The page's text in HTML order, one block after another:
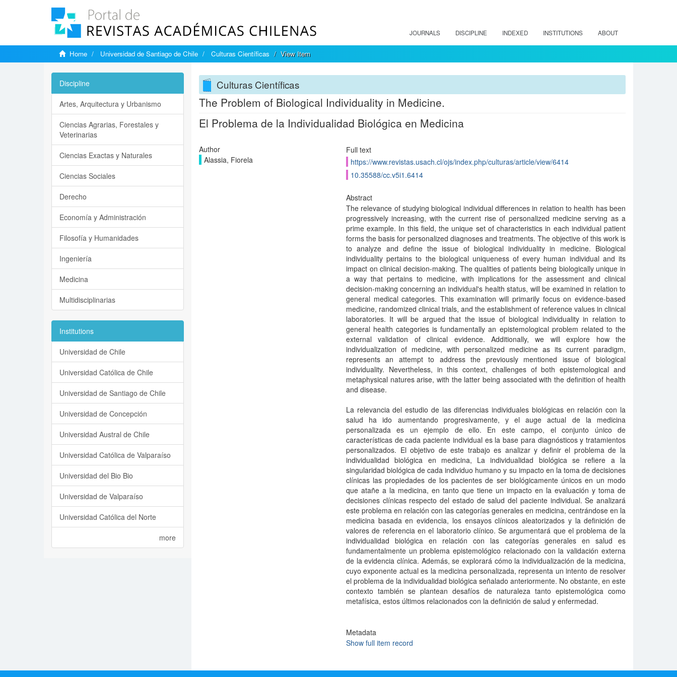
JOURNALS DISCIPLINE INDEXED INSTITUTIONS ABOUT
Home Universidad de Santiago de Chile Culturas Científicas View Item
Culturas Científicas
The Problem of Biological Individuality in Medicine.
El Problema de la Individualidad Biológica en Medicina
Author
Alassia, Fiorela
Full text
https://www.revistas.usach.cl/ojs/index.php/culturas/article/view/6414
10.35588/cc.v5i1.6414
Abstract
The relevance of studying biological individual differences in relation to health has been
progressively increasing, with the current rise of personalized medicine serving as a
prime example. In this field, the unique set of characteristics in each individual patient
forms the basis for personalized diagnoses and treatments. The objective of this work is
to analyze and define the issue of biological individuality in medicine. Biological
individuality pertains to the biological uniqueness of every human individual and its
impact on clinical decision-making. The qualities of patients being biologically unique in
a way that pertains to medicine, with implications for the assessment and clinical
decision-making concerning an individual's health status, will be examined in relation to
general medical categories. This examination will primarily focus on evidence-based
medicine, randomized clinical trials, and the establishment of reference values in clinical
laboratories. It will be argued that the issue of biological individuality in relation to
general health categories is fundamentally an epistemological problem related to the
external validation of clinical evidence. Additionally, we will explore how the
individualization of medicine, with personalized medicine as its current paradigm,
represents an attempt to address the previously mentioned issue of biological
individuality. Nevertheless, in this context, challenges of both epistemological and
metaphysical natures arise, with the latter being associated with the definition of health
and disease.
La relevancia del estudio de las diferencias individuales biológicas en relación con la
salud ha ido aumentando progresivamente, y el auge actual de la medicina
personalizada es un ejemplo de ello. En este campo, el conjunto único de
características de cada paciente individual es la base para diagnósticos y tratamientos
personalizados. El objetivo de este trabajo es analizar y definir el problema de la
individualidad biológica en medicina, La individualidad biológica se refiere a la
singularidad biológica de cada individuo humano y su impacto en la toma de decisiones
clínicas las propiedades de los pacientes de ser biológicamente únicos en un modo
que atañe a la medicina, en tanto que tiene un impacto en la evaluación y toma de
decisiones clínicas respecto del estado de salud del paciente individual. Se analizará
este problema en relación con las categorías generales en medicina, centrándose en la
medicina basada en evidencia, los ensayos clínicos aleatorizados y la definición de
valores de referencia en el laboratorio clínico. Se argumentará que el problema de la
individualidad biológica en relación con las categorías generales en salud es
fundamentalmente un problema epistemológico relacionado con la validación externa
de la evidencia clínica. Además, se explorará cómo la individualización de la medicina,
cuyo exponente actual es la medicina personalizada, representa un intento de resolver
el problema de la individualidad biológica señalado anteriormente. No obstante, en este
contexto también se plantean desafíos de naturaleza tanto epistemológica como
metafísica, estos últimos relacionados con la definición de salud y enfermedad.
Metadata
Show full item record
Discipline
Artes, Arquitectura y Urbanismo
Ciencias Agrarias, Forestales y
Veterinarias
Ciencias Exactas y Naturales
Ciencias Sociales
Derecho
Economía y Administración
Filosofía y Humanidades
Ingeniería
Medicina
Multidisciplinarias
Institutions
Universidad de Chile
Universidad Católica de Chile
Universidad de Santiago de Chile
Universidad de Concepción
Universidad Austral de Chile
Universidad Católica de Valparaíso
Universidad del Bio Bio
Universidad de Valparaíso
Universidad Católica del Norte
more